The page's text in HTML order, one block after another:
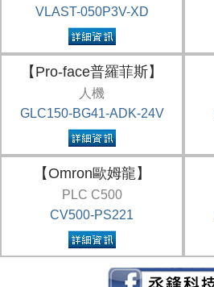
VLAST-050P3V-XD
【Pro-face普羅菲斯】
人機
GLC150-BG41-ADK-24V
【Omron歐姆龍】
PLC C500
CV500-PS221